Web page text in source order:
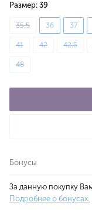
Размер: 39
35,5 36 37
41 42 42,5
48
Бонусы
За данную покупку
Подробнее о бонусах.